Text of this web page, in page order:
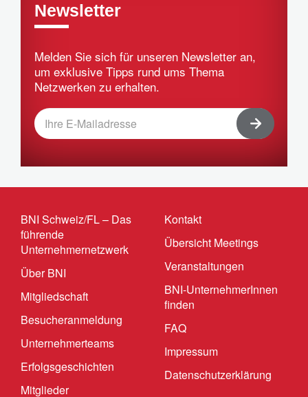
Newsletter
Melden Sie sich für unseren Newsletter an,
um exklusive Tipps rund ums Thema
Netzwerken zu erhalten.
BNI Schweiz/FL – Das
führende
Unternehmernetzwerk
Über BNI
Mitgliedschaft
Besucheranmeldung
Unternehmerteams
Erfolgsgeschichten
Mitglieder
Kontakt
Übersicht Meetings
Veranstaltungen
BNI-UnternehmerInnen
finden
FAQ
Impressum
Datenschutzerklärung